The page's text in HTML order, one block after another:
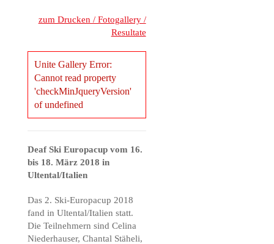
zum Drucken / Fotogallery /
Resultate
Unite Gallery Error:
Cannot read property
'checkMinJqueryVersion'
of undefined
Deaf Ski Europacup vom 16.
bis 18. März 2018 in
Ultental/Italien
Das 2. Ski-Europacup 2018
fand in Ultental/Italien statt.
Die Teilnehmern sind Celina
Niederhauser, Chantal Stäheli,